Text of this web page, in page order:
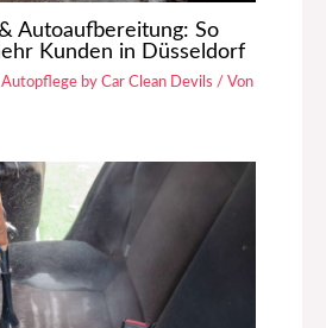
Autoaufbereitung: So
Kunden in Düsseldorf
by Car Clean Devils / Von